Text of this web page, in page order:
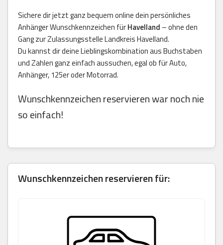
Sichere dir jetzt ganz bequem online dein persönliches
Anhänger Wunschkennzeichen fürHavelland – ohne den
Gang zur Zulassungsstelle Landkreis Havelland.
Du kannst dir deine Lieblingskombination aus Buchstaben
und Zahlen ganz einfach aussuchen, egal ob für Auto,
Anhänger, 125er oder Motorrad.
Wunschkennzeichen reservieren war noch nie
so einfach!
Wunschkennzeichen reservieren für: